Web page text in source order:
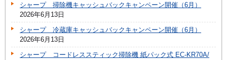
シャープ 掃除機キャッシュバックキャンペーン開催（6月）
2026年6月13日
シャープ 冷蔵庫キャッシュバックキャンペーン開催（6月）
2026年6月13日
シャープ コードレススティック掃除機 紙パック式 EC-KR70A/